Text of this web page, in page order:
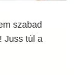
szabad
Juss túl a